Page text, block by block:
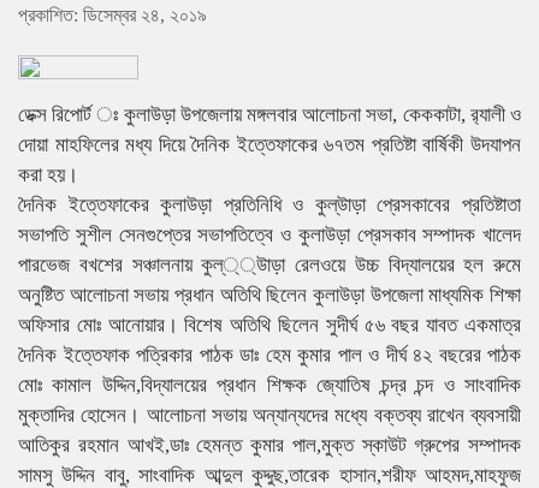
প্রকাশিত: ডিসেম্বর ২৪, ২০১৯
ডেক্স রিপোর্ট ঃ কুলাউড়া উপজেলায় মঙ্গলবার আলোচনা সভা, কেককাটা, র‌্যালী ও
দোয়া মাহফিলের মধ্য দিয়ে দৈনিক ইত্তেফাকের ৬৭তম প্রতিষ্টা বার্ষিকী উদযাপন
করা হয়।
দৈনিক ইত্তেফাকের কুলাউড়া প্রতিনিধি ও কুল্উাড়া প্রেসকাবের প্রতিষ্টাতা
সভাপতি সুশীল সেনগুপ্তের সভাপতিত্বে ও কুলাউড়া প্রেসকাব সম্পাদক খালেদ
পারভেজ বখশের সঞ্চালনায় কুল্্্উাড়া রেলওয়ে উচ্চ বিদ্যালয়ের হল রুমে
অনুষ্টিত আলোচনা সভায় প্রধান অতিথি ছিলেন কুলাউড়া উপজেলা মাধ্যমিক শিক্ষা
অফিসার মোঃ আনোয়ার। বিশেষ অতিথি ছিলেন সুদীর্ঘ ৫৬ বছর যাবত একমাত্র
দৈনিক ইত্তেফাক পত্রিকার পাঠক ডাঃ হেম কুমার পাল ও দীর্ঘ ৪২ বছরের পাঠক
মোঃ কামাল উদ্দিন,বিদ্যালয়ের প্রধান শিক্ষক জ্যোতিষ চন্দ্র চন্দ ও সাংবাদিক
মুক্তাদির হোসেন। আলোচনা সভায় অন্যান্যদের মধ্যে বক্তব্য রাখেন ব্যবসায়ী
আতিকুর রহমান আখই,ডাঃ হেমন্ত কুমার পাল,মুক্ত স্কাউট গ্রুপের সম্পাদক
সামসু উদ্দিন বাবু, সাংবাদিক আব্দুল কুদ্দুছ,তারেক হাসান,শরীফ আহমদ,মাহফুজ